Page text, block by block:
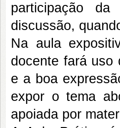
participação
discussão,
Na aula
docente fará uso
e a boa
expor o tema
apoiada por